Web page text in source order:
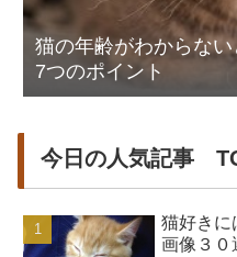
猫の年齢がわからな
7つのポイント
今日の人気記事
猫好きに
画像３